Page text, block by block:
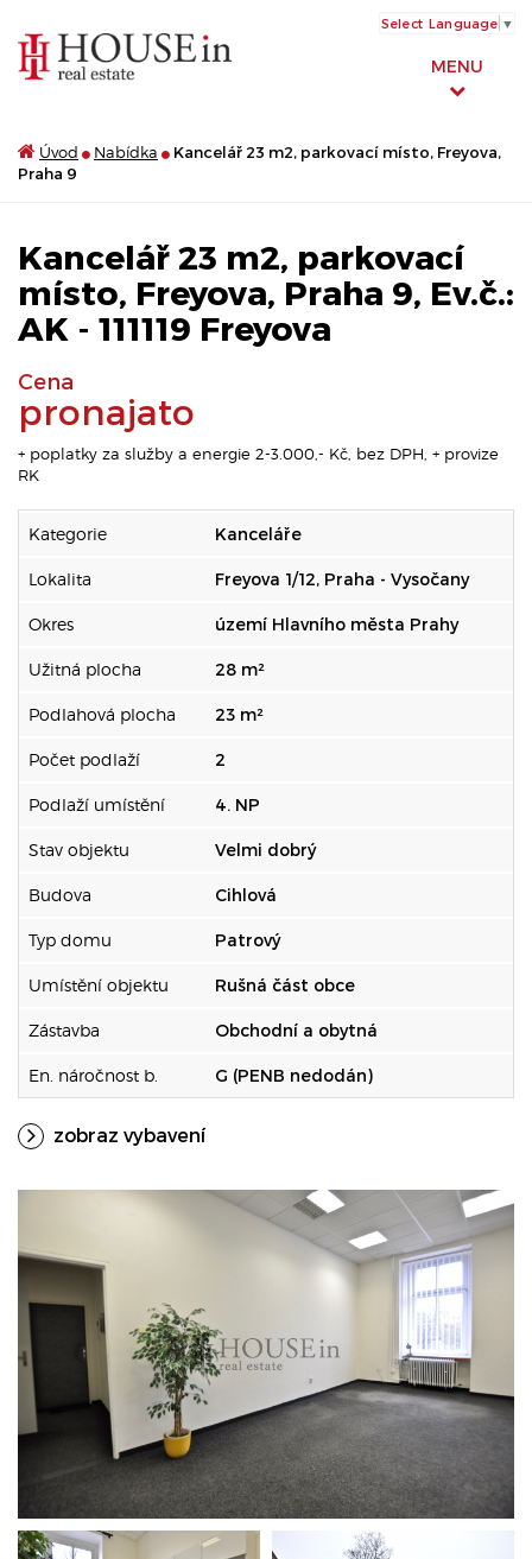
MENU
Select Language ▼
Úvod Nabídka
Kancelář 23 m2, parkovací místo, Freyova,
Praha 9
Kancelář 23 m2, parkovací
místo, Freyova, Praha 9, Ev.č.:
AK - 111119 Freyova
Cena
pronajato
+ poplatky za služby a energie 2-3.000,- Kč, bez DPH, + provize
RK
Kategorie Kanceláře
Lokalita Freyova 1/12, Praha - Vysočany
Okres území Hlavního města Prahy
Užitná plocha 28 m²
Podlahová plocha 23 m²
Počet podlaží 2
Podlaží umístění 4. NP
Stav objektu Velmi dobrý
Budova Cihlová
Typ domu Patrový
Umístění objektu Rušná část obce
Zástavba Obchodní a obytná
En. náročnost b. G (PENB nedodán)
zobraz vybavení